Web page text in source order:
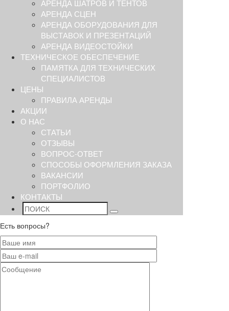
АРЕНДА ШАТРОВ И ТЕНТОВ
АРЕНДА СЦЕН
АРЕНДА ОБОРУДОВАНИЯ ДЛЯ
ВЫСТАВОК И ПРЕЗЕНТАЦИЙ
АРЕНДА ВИДЕОСТОЙКИ
ТЕХНИЧЕСКОЕ ОБЕСПЕЧЕНИЕ
ПАМЯТКА ДЛЯ ТЕХНИЧЕСКИХ
СПЕЦИАЛИСТОВ
ЦЕНЫ
ПРАВИЛА АРЕНДЫ
АКЦИИ
О НАС
СТАТЬИ
ОТЗЫВЫ
ВОПРОС-ОТВЕТ
СПОСОБЫ ОФОРМЛЕНИЯ ЗАКАЗА
ВАКАНСИИ
ПОРТФОЛИО
КОНТАКТЫ
Есть вопросы?